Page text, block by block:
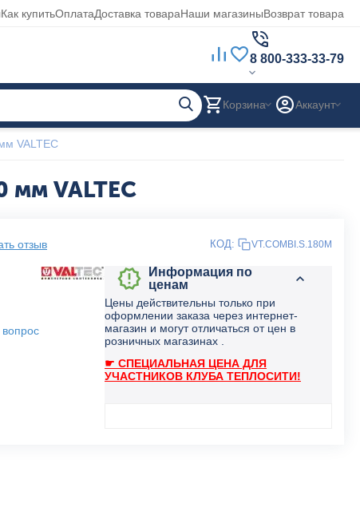
Как купитьОплатаДоставка товараНаши магазиныВозврат товара
8 800-333-33-79
Корзина Аккаунт
VALTEC
мм VALTEC
отзыв КОД: VT.COMBI.S.180M
вопрос
Информация по
ценам
Цены действительны только при
оформлении заказа через интернет-
магазин и могут отличаться от цен в
розничных магазинах .
☛ СПЕЦИАЛЬНАЯ ЦЕНА ДЛЯ
УЧАСТНИКОВ КЛУБА ТЕПЛОСИТИ!